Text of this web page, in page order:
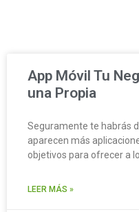
App Móvil Tu
una Propia
Seguramente te habrás
aparecen más
objetivos para ofrecer a
LEER MÁS »